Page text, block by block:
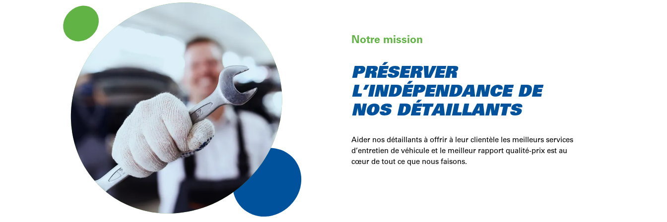
Notre mission
PRÉSERVER
L’INDÉPENDANCE DE
NOS DÉTAILLANTS
Aider nos détaillants à offrir à leur clientèle les meilleurs services
d’entretien de véhicule et le meilleur rapport qualité-prix est au
cœur de tout ce que nous faisons.